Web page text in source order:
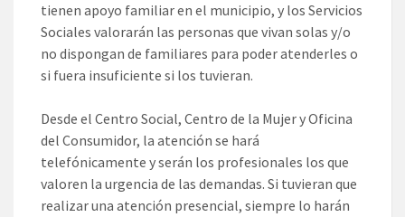
tienen apoyo familiar en el municipio, y los Servicios
Sociales valorarán las personas que vivan solas y/o
no dispongan de familiares para poder atenderles o
si fuera insuficiente si los tuvieran.
Desde el Centro Social, Centro de la Mujer y Oficina
del Consumidor, la atención se hará
telefónicamente y serán los profesionales los que
valoren la urgencia de las demandas. Si tuvieran que
realizar una atención presencial, siempre lo harán